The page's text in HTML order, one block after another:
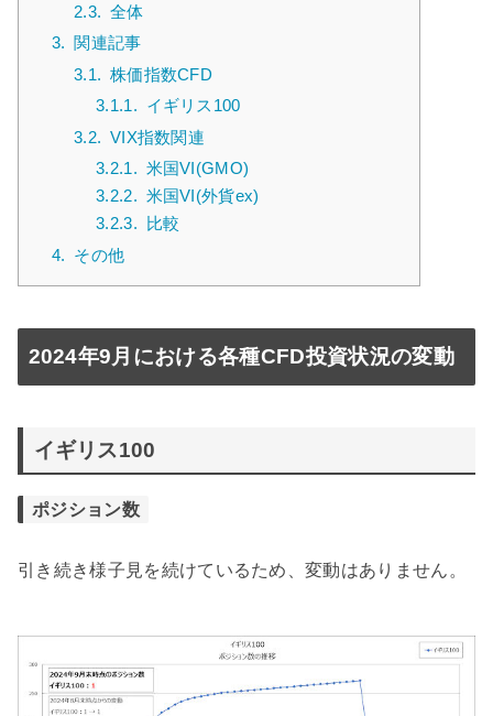
2.3. 全体
3. 関連記事
3.1. 株価指数CFD
3.1.1. イギリス100
3.2. VIX指数関連
3.2.1. 米国VI(GMO)
3.2.2. 米国VI(外貨ex)
3.2.3.
比較
4. その他
2024年9月における各種CFD投資状況の変動
イギリス100
ポジション数
引き続き様子見を続けているため、変動はありません。